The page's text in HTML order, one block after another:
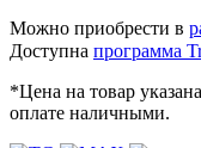
Можно приобрести в
Доступна программа
*Цена на товар
оплате наличными.